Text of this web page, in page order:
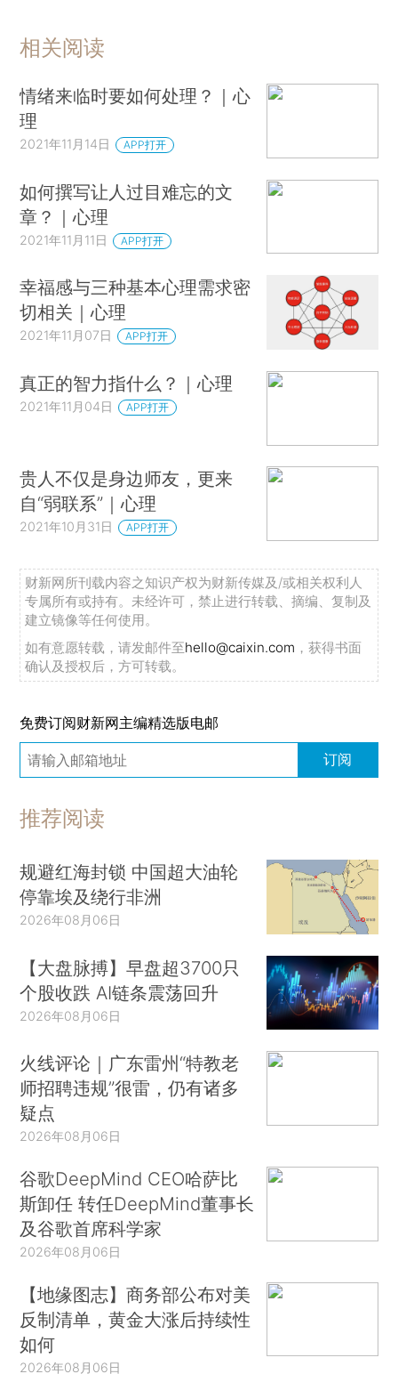
相关阅读
情绪来临时要如何处理？｜心
理
2021年11月14日 APP打开
如何撰写让人过目难忘的文
章？｜心理
2021年11月11日 APP打开
幸福感与三种基本心理需求密
切相关｜心理
2021年11月07日 APP打开
真正的智力指什么？｜心理
2021年11月04日 APP打开
贵人不仅是身边师友，更来
自“弱联系”｜心理
2021年10月31日 APP打开
财新网所刊载内容之知识产权为财新传媒及/或相关权利人
专属所有或持有。未经许可，禁止进行转载、摘编、复制及
建立镜像等任何使用。
如有意愿转载，请发邮件至hello@caixin.com ，获得书面
确认及授权后，方可转载。
免费订阅财新网主编精选版电邮
订阅
推荐阅读
规避红海封锁 中国超大油轮
停靠埃及绕行非洲
2026年08月06日
【大盘脉搏】早盘超3700只
个股收跌 AI链条震荡回升
2026年08月06日
火线评论｜广东雷州“特教老
师招聘违规”很雷，仍有诸多
疑点
2026年08月06日
谷歌DeepMind CEO哈萨比
斯卸任 转任DeepMind董事长
及谷歌首席科学家
2026年08月06日
【地缘图志】商务部公布对美
反制清单，黄金大涨后持续性
如何
2026年08月06日